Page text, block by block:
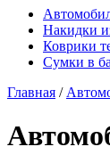
Накидки
Коврики
Сумки в
Главная /